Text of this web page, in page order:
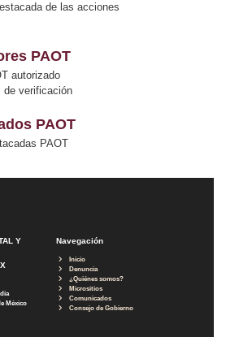
de las acciones
PAOT
autorizado
de verificación
PAOT
PAOT
Y
México
Navegación
Inicio
Denuncia
¿Quiénes somos?
Micrositios
Comunicados
Consejo de Gobierno